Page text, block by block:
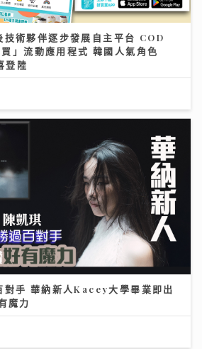
技術夥伴逐步發展自主平台 COD
」流動應用程式 韓國人氣角色
登陸
對手 華納新人Kacey大學畢業即出
魔力